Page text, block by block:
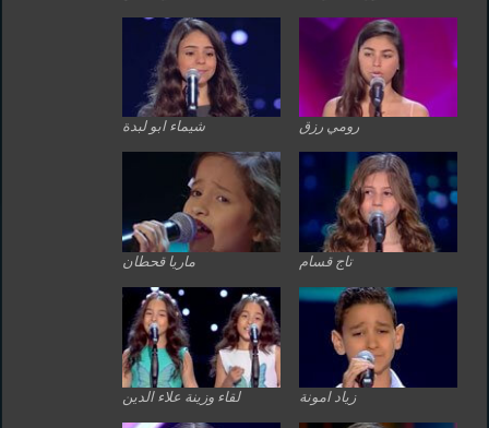
رومي رزق شيماء ابو لبدة
تاج قسام ماريا قحطان
زياد امونة لقاء وزينة علاء الدين